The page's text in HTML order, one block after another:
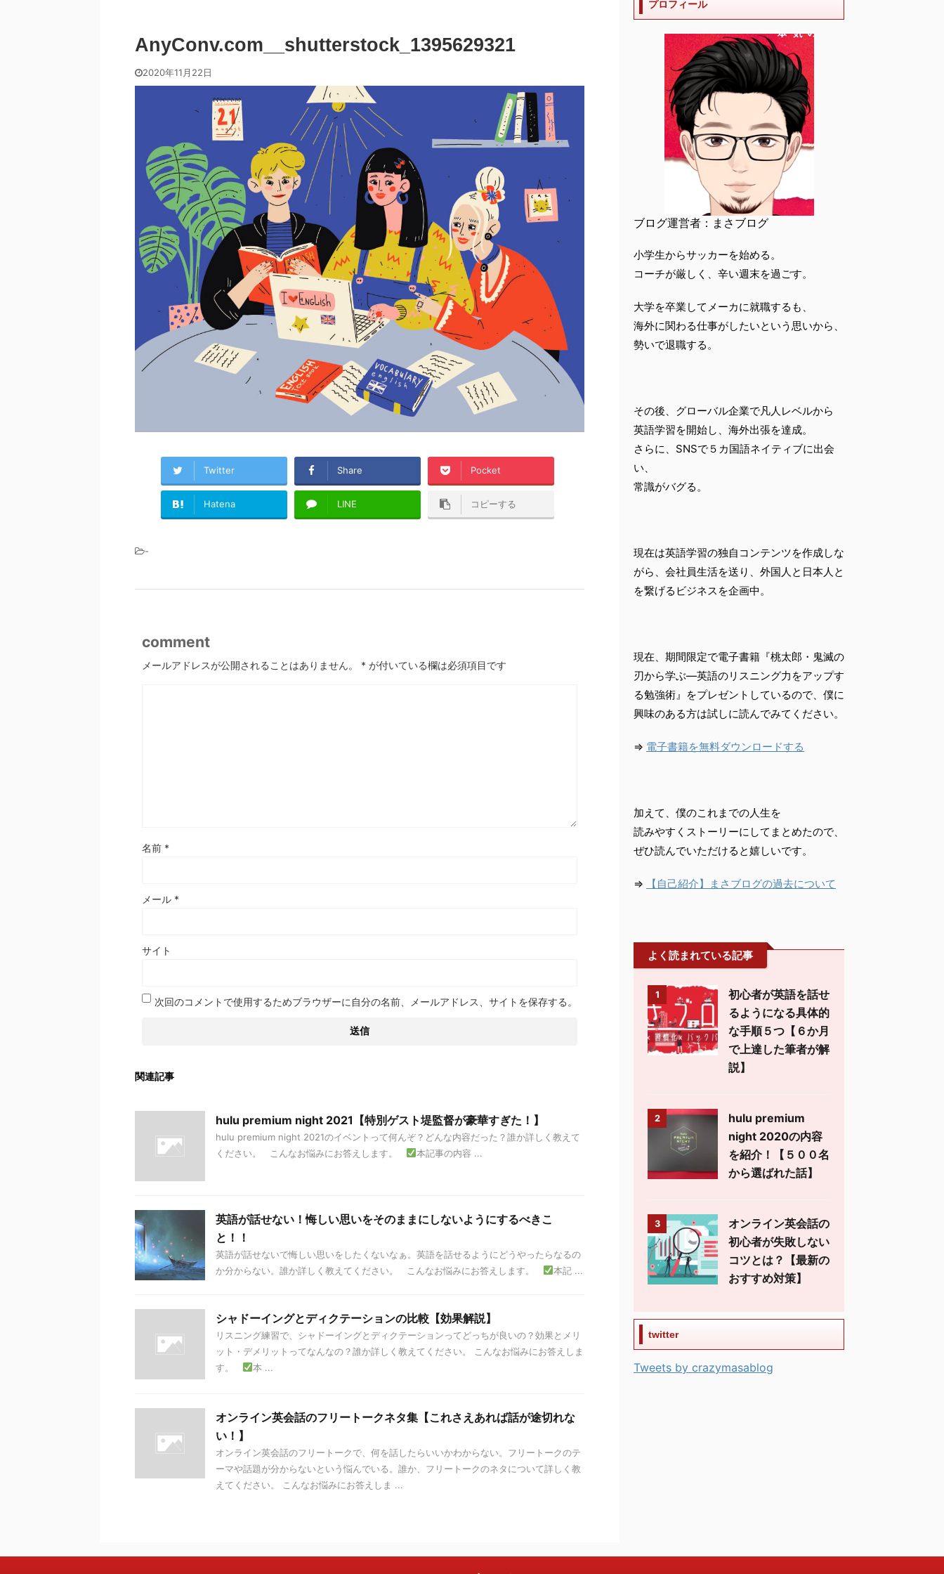
AnyConv.com__shutterstock_1395629321
2020年11月22日
Twitter Share Pocket
Hatena LINE コピーする
-
comment
メールアドレスが公開されることはありません。 * が付いている欄は必須項目です
名前 *
メール *
サイト
次回のコメントで使用するためブラウザーに自分の名前、メールアドレス、サイトを保存する。
関連記事
hulu premium night 2021【特別ゲスト堤監督が豪華すぎた！】
hulu premium night 2021のイベントって何んぞ？どんな内容だった？誰か詳しく教えて
ください。 こんなお悩みにお答えします。
本記事の内容 ...
英語が話せない！悔しい思いをそのままにしないようにするべきこ
と！！
英語が話せないで悔しい思いをしたくないなぁ。英語を話せるようにどうやったらなるの
か分からない。誰か詳しく教えてください。 こんなお悩みにお答えします。
本記 ...
シャドーイングとディクテーションの比較【効果解説】
リスニング練習で、シャドーイングとディクテーションってどっちが良いの？効果とメリ
ット・デメリットってなんなの？誰か詳しく教えてください。 こんなお悩みにお答えしま
す。
本 ...
オンライン英会話のフリートークネタ集【これさえあれば話が途切れな
い！】
オンライン英会話のフリートークで、何を話したらいいかわからない。フリートークのテ
ーマや話題が分からないという悩んでいる。誰か、フリートークのネタについて詳しく教
えてください。 こんなお悩みにお答えしま ...
プロフィール
ブログ運営者：まさブログ
小学生からサッカーを始める。
コーチが厳しく、辛い週末を過ごす。
大学を卒業してメーカに就職するも、
海外に関わる仕事がしたいという思いから、
勢いで退職する。
その後、グローバル企業で凡人レベルから
英語学習を開始し、海外出張を達成。
さらに、SNSで５カ国語ネイティブに出会
い、
常識がバグる。
現在は英語学習の独自コンテンツを作成しな
がら、会社員生活を送り、外国人と日本人と
を繋げるビジネスを企画中。
現在、期間限定で電子書籍『桃太郎・鬼滅の
刃から学ぶ―英語のリスニング力をアップす
る勉強術』をプレゼントしているので、僕に
興味のある方は試しに読んでみてください。
⇒ 電子書籍を無料ダウンロードする
加えて、僕のこれまでの人生を
読みやすくストーリーにしてまとめたので、
ぜひ読んでいただけると嬉しいです。
⇒ 【自己紹介】まさブログの過去について
よく読まれている記事
1
初心者が英語を話せ
るようになる具体的
な手順５つ【６か月
で上達した筆者が解
説】
2
hulu premium
night 2020の内容
を紹介！【５００名
から選ばれた話】
3
オンライン英会話の
初心者が失敗しない
コツとは？【最新の
おすすめ対策】
twitter
Tweets by crazymasablog